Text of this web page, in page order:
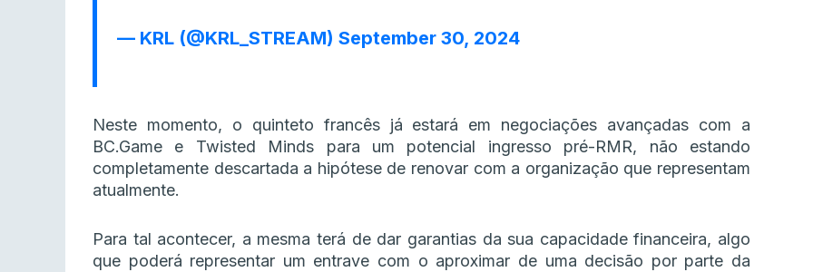
— KRL (@KRL_STREAM) September 30, 2024
Neste momento, o quinteto francês já estará em negociações avançadas com a
BC.Game e Twisted Minds para um potencial ingresso pré-RMR, não estando
completamente descartada a hipótese de renovar com a organização que representam
atualmente.
Para tal acontecer, a mesma terá de dar garantias da sua capacidade financeira, algo
que poderá representar um entrave com o aproximar de uma decisão por parte da